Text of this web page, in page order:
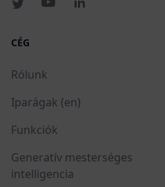
CÉG
Rólunk
Iparágak (en)
Funkciók
Generatív mesterséges
intelligencia